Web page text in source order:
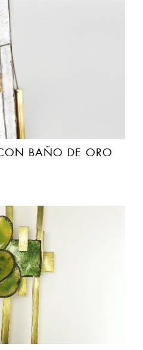
BAÑO DE ORO